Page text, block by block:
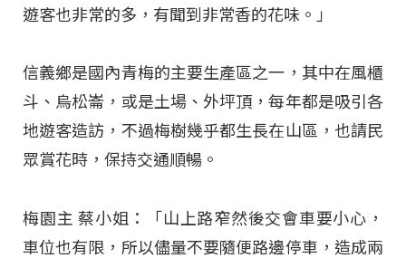
遊客也非常的多，有聞到非常香的花味。」
信義鄉是國內青梅的主要生產區之一，其中在風櫃
斗、烏松崙，或是土場、外坪頂，每年都是吸引各
地遊客造訪，不過梅樹幾乎都生長在山區，也請民
眾賞花時，保持交通順暢。
梅園主 蔡小姐：「山上路窄然後交會車要小心，
車位也有限，所以儘量不要隨便路邊停車，造成兩